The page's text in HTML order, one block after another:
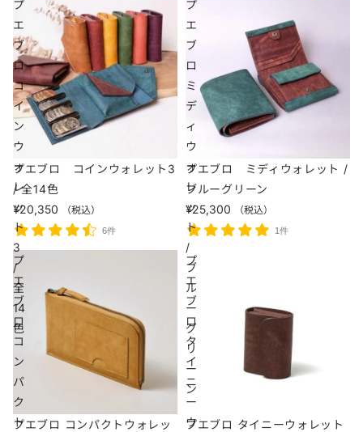
プ
エ
ブ
ロ
コ
イ
ン
ウ
ォ
レ
ッ
ト
3
/
全
14
色
プエブロ コインウォレット3
/ 全14色
¥20,350
（税込）
6件
プ
エ
ブ
ロ
ミ
デ
ィ
ウ
ォ
レ
ッ
ト
/
ブ
ル
ー
グ
リ
ー
ン
プエブロ ミディウォレット /
ブルーグリーン
¥25,300
（税込）
1件
プ
エ
ブ
ロ
コ
ン
パ
ク
ト
プエブロ コンパクトウォレッ
プ
エ
ブ
ロ
タ
イ
ニ
ー
ウ
プエブロ タイニーウォレット